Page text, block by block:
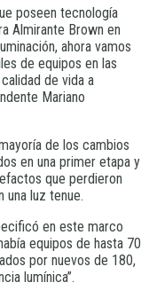
poseen tecnología
Almirante Brown en
ahora vamos
de equipos en las
de vida a
Mariano
de los cambios
en una primer etapa y
que perdieron
una luz tenue.
en este marco
equipos de hasta 70
por nuevos de 180,
lumínica”.